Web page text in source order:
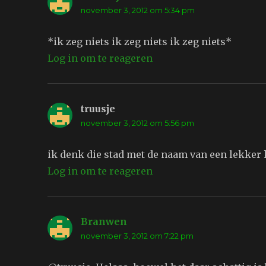
november 3, 2012 om 5:34 pm
*ik zeg niets ik zeg niets ik zeg niets*
Log in om te reageren
truusje
november 3, 2012 om 5:56 pm
ik denk die stad met de naam van een lekker
Log in om te reageren
Branwen
november 3, 2012 om 7:22 pm